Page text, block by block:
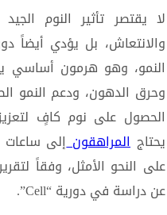
لا يقتصر تأثير النوم
والانتعاش، بل يؤدي أيضاً
النمو، وهو هرمون أساسي
وحرق الدهون، ودعم النمو
الحصول على نوم كافٍ
يحتاج المراهقونإلى ساعات
عن دراسة في دورية “Cell”.